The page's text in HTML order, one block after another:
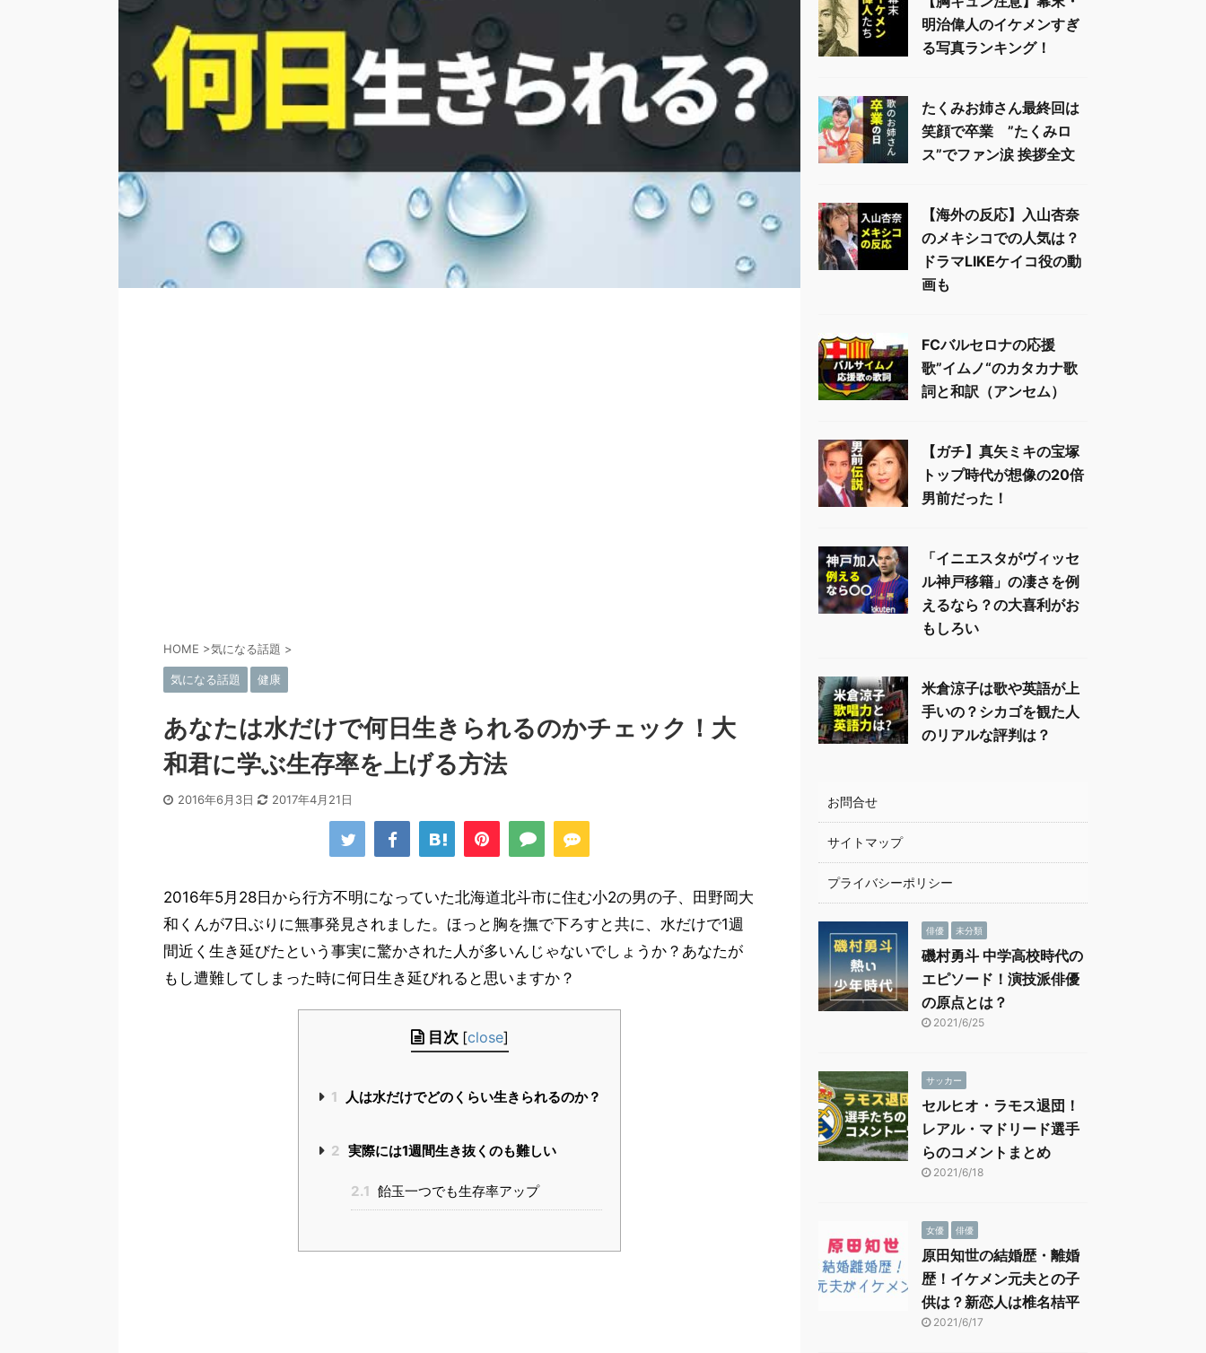
HOME >気になる話題 >
気になる話題 健康
あなたは水だけで何日生きられるのかチェック！大
和君に学ぶ生存率を上げる方法
2016年6月3日 2017年4月21日
2016年5月28日から行方不明になっていた北海道北斗市に住む小2の男の子、田野岡大
和くんが7日ぶりに無事発見されました。ほっと胸を撫で下ろすと共に、水だけで1週
間近く生き延びたという事実に驚かされた人が多いんじゃないでしょうか？あなたが
もし遭難してしまった時に何日生き延びれると思いますか？
目次 [close]
1 人は水だけでどのくらい生きられるのか？
2 実際には1週間生き抜くのも難しい
2.1 飴玉一つでも生存率アップ
明治偉人のイケメンすぎ
る写真ランキング！
たくみお姉さん最終回は
笑顔で卒業 ”たくみロ
ス”でファン涙 挨拶全文
【海外の反応】入山杏奈
のメキシコでの人気は？
ドラマLIKEケイコ役の動
画も
FCバルセロナの応援
歌”イムノ“のカタカナ歌
詞と和訳（アンセム）
【ガチ】真矢ミキの宝塚
トップ時代が想像の20倍
男前だった！
「イニエスタがヴィッセ
ル神戸移籍」の凄さを例
えるなら？の大喜利がお
もしろい
米倉涼子は歌や英語が上
手いの？シカゴを観た人
のリアルな評判は？
お問合せ
サイトマップ
プライバシーポリシー
俳優 未分類
磯村勇斗 中学高校時代の
エピソード！演技派俳優
の原点とは？
2021/6/25
サッカー
セルヒオ・ラモス退団！
レアル・マドリード選手
らのコメントまとめ
2021/6/18
女優 俳優
原田知世の結婚歴・離婚
歴！イケメン元夫との子
供は？新恋人は椎名桔平
2021/6/17